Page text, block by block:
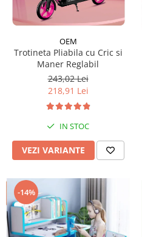
Micul explorator
Pictura, modelaj si accesorii
Tarcuri si corturi
Tarc joaca copii
Tarc joaca bebe
Tarc joaca cu bile
Corturi copii
OEM
Trotineta Pliabila cu Cric si
Maner Reglabil
243,02 Lei
218,91 Lei
IN STOC
VEZI VARIANTE
-14%